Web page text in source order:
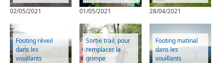
02/05/2021
01/05/2021
28/04/2021
Footing réveil
dans les
vouillants
Sortie trail, pour
remplacer la
grimpe
Footing matinal
dans les
vouillants